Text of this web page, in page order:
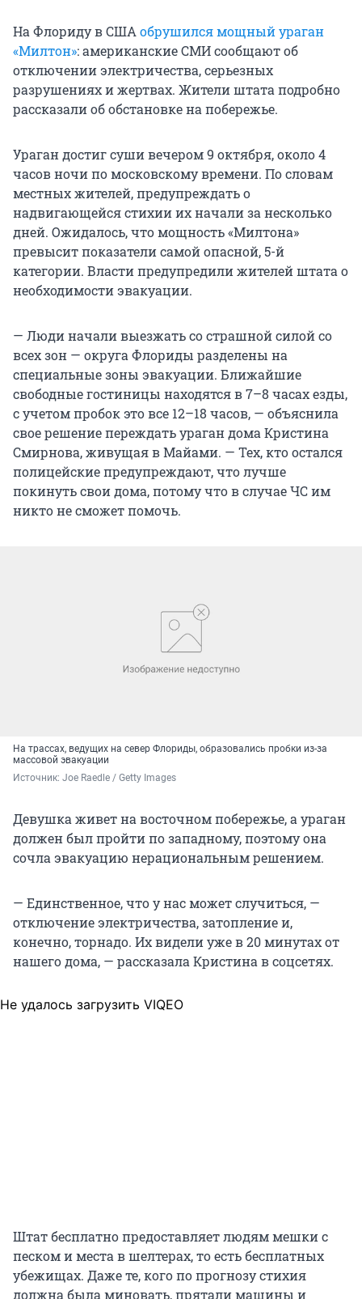
На Флориду в США обрушился мощный ураган
«Милтон»: американские СМИ сообщают об
отключении электричества, серьезных
разрушениях и жертвах. Жители штата подробно
рассказали об обстановке на побережье.
Ураган достиг суши вечером 9 октября, около 4
часов ночи по московскому времени. По словам
местных жителей, предупреждать о
надвигающейся стихии их начали за несколько
дней. Ожидалось, что мощность «Милтона»
превысит показатели самой опасной, 5-й
категории. Власти предупредили жителей штата о
необходимости эвакуации.
— Люди начали выезжать со страшной силой со
всех зон — округа Флориды разделены на
специальные зоны эвакуации. Ближайшие
свободные гостиницы находятся в 7–8 часах езды,
с учетом пробок это все 12–18 часов, — объяснила
свое решение переждать ураган дома Кристина
Смирнова, живущая в Майами. — Тех, кто остался
полицейские предупреждают, что лучше
покинуть свои дома, потому что в случае ЧС им
никто не сможет помочь.
На трассах, ведущих на север Флориды, образовались пробки из-за
массовой эвакуации
Источник: Joe Raedle / Getty Images
Девушка живет на восточном побережье, а ураган
должен был пройти по западному, поэтому она
сочла эвакуацию нерациональным решением.
— Единственное, что у нас может случиться, —
отключение электричества, затопление и,
конечно, торнадо. Их видели уже в 20 минутах от
нашего дома, — рассказала Кристина в соцсетях.
Не удалось загрузить VIQEO
Штат бесплатно предоставляет людям мешки с
песком и места в шелтерах, то есть бесплатных
убежищах. Даже те, кого по прогнозу стихия
должна была миновать, прятали машины и